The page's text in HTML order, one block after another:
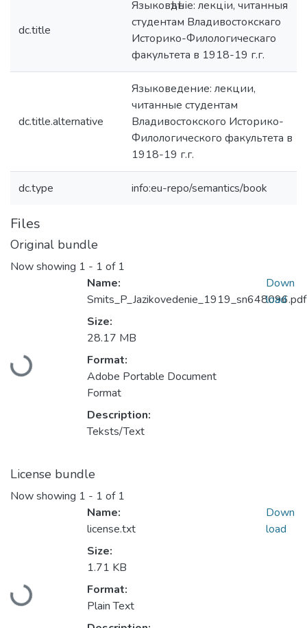
dc.title
Языковѣдѣніе: лекціи, читанныя
студентам Владивостокскаго
Историко-Филологическаго
факультета в 1918-19 г.г.
dc.title.alternative
Языковедение: лекции,
читанные студентам
Владивостокского Историко-
Филологического факультета в
1918-19 г.г.
dc.type info:eu-repo/semantics/book
Files
Original bundle
Now showing 1 - 1 of 1
Loading...
Name:
Smits_P_Jazikovedenie_1919_sn648096.pdf
Size:
28.17 MB
Format:
Adobe Portable Document
Format
Description:
Teksts/Text
Down
load
License bundle
Now showing 1 - 1 of 1
Loading...
Name:
license.txt
Size:
1.71 KB
Format:
Plain Text
Down
load